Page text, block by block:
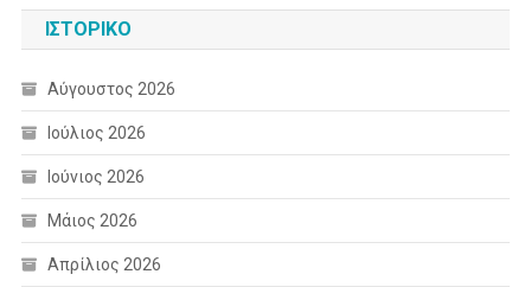
ΙΣΤΟΡΙΚΌ
Αύγουστος 2026
Ιούλιος 2026
Ιούνιος 2026
Μάιος 2026
Απρίλιος 2026